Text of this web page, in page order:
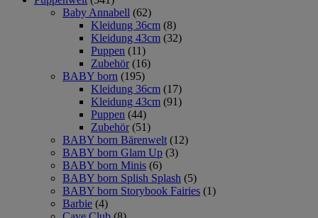
Baby Annabell (62)
Kleidung 36cm (8)
Kleidung 43cm (32)
Puppen (11)
Zubehör (16)
BABY born (195)
Kleidung 36cm (17)
Kleidung 43cm (91)
Puppen (44)
Zubehör (51)
BABY born Bärenwelt (12)
BABY born Glam Up (3)
BABY born Minis (6)
BABY born Splish Splash (5)
BABY born Storybook Fairies (1)
Barbie (4)